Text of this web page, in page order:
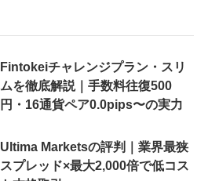
Fintokeiチャレンジプラン・スリ
ムを徹底解説｜手数料往復500
円・16通貨ペア0.0pips〜の実力
Ultima Marketsの評判｜業界最狭
スプレッド×最大2,000倍で低コス